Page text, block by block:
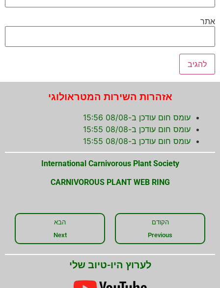
אתר
אזהרות השירות המטראולוגי
עומס חום עודכן ב-08/08 15:56
עומס חום עודכן ב-08/08 15:55
עומס חום עודכן ב-08/08 15:55
International Carnivorous Plant Society
CARNIVOROUS PLANT WEB RING
הקודם
Previous
הבא
Next
לערוץ היו-טיוב שלי